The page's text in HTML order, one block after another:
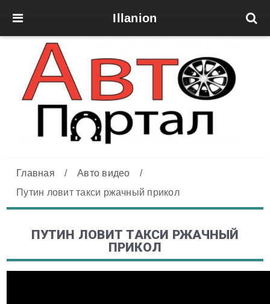
Illanion
Главная / Авто видео
/
Путин ловит такси ржачный прикол
ПУТИН ЛОВИТ ТАКСИ РЖАЧНЫЙ
ПРИКОЛ